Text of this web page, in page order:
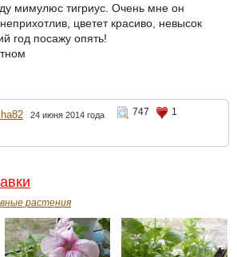
мимулюс тигриус. Очень мне он
цветет красиво, невысок
год посажу опять!
24 июня 2014 года 747
1
растения